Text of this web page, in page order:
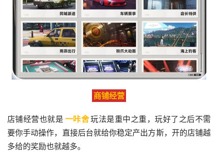
商铺经营
店铺经营也就是 一咔舍玩法是重中之重，玩好了之后不需
要你手动操作，直接后台就给你稳定产出方斯，开的店铺越
多给的奖励也就越多。